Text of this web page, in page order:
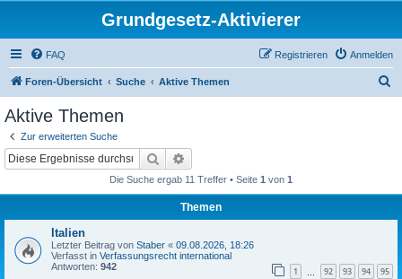
Grundgesetz-Aktivierer
FAQ Anmelden
Registrieren
Foren-Übersicht Suche Aktive Themen
Aktive Themen
Zur erweiterten Suche
Suche
Die Suche ergab 11 Treffer • Seite 1 von 1
Themen
Italien
Letzter Beitrag von Staber « 09.08.2026, 18:26
Verfasst in Verfassungsrecht international
Antworten: 942 1 92 93 94 95